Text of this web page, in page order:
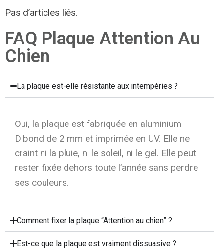
Pas d’articles liés.
FAQ Plaque Attention Au
Chien
La plaque est-elle résistante aux intempéries ?
Oui, la plaque est fabriquée en aluminium
Dibond de 2 mm et imprimée en UV. Elle ne
craint ni la pluie, ni le soleil, ni le gel. Elle peut
rester fixée dehors toute l’année sans perdre
ses couleurs.
Comment fixer la plaque “Attention au chien” ?
Est-ce que la plaque est vraiment dissuasive ?